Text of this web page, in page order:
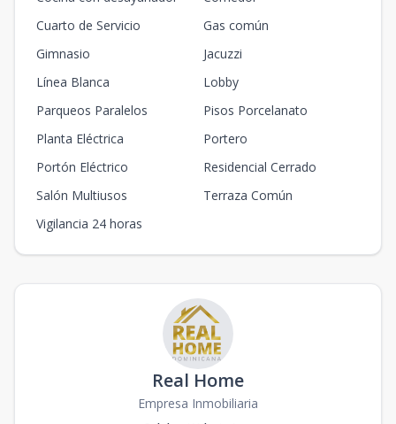
Cuarto de Servicio
Gas común
Gimnasio
Jacuzzi
Línea Blanca
Lobby
Parqueos Paralelos
Pisos Porcelanato
Planta Eléctrica
Portero
Portón Eléctrico
Residencial Cerrado
Salón Multiusos
Terraza Común
Vigilancia 24 horas
Real Home
Empresa Inmobiliaria